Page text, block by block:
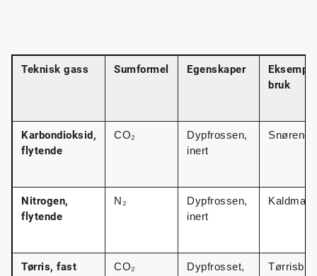
Teknisk gass Sumformel Egenskaper
bruk
Karbondioksid,
flytende
CO₂
Dypfrossen,
inert
Nitrogen,
flytende
N₂
Dypfrossen,
inert
Tørris, fast CO₂
Dypfrosset,